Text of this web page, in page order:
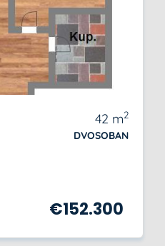
42 m2
DVOSOBAN
€152.300